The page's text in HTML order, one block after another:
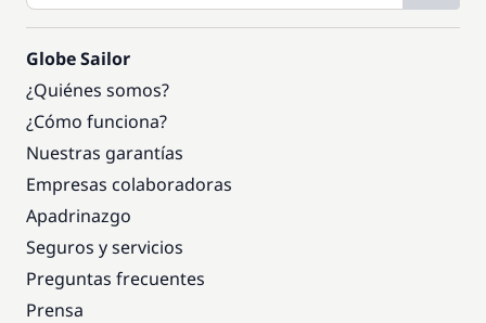
Globe Sailor
¿Quiénes somos?
¿Cómo funciona?
Nuestras garantías
Empresas colaboradoras
Apadrinazgo
Seguros y servicios
Preguntas frecuentes
Prensa